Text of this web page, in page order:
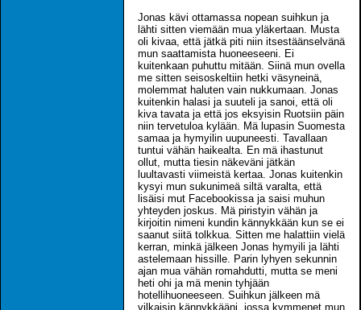
Jonas kävi ottamassa nopean suihkun ja
lähti sitten viemään mua yläkertaan. Musta
oli kivaa, että jätkä piti niin itsestäänselvänä
mun saattamista huoneeseeni. Ei
kuitenkaan puhuttu mitään. Siinä mun ovella
me sitten seisoskeltiin hetki väsyneinä,
molemmat haluten vain nukkumaan. Jonas
kuitenkin halasi ja suuteli ja sanoi, että oli
kiva tavata ja että jos eksyisin Ruotsiin päin
niin tervetuloa kylään. Mä lupasin Suomesta
samaa ja hymyilin uupuneesti. Tavallaan
tuntui vähän haikealta. En mä ihastunut
ollut, mutta tiesin näkeväni jätkän
luultavasti viimeistä kertaa. Jonas kuitenkin
kysyi mun sukunimeä siltä varalta, että
lisäisi mut Facebookissa ja saisi muhun
yhteyden joskus. Mä piristyin vähän ja
kirjoitin nimeni kundin kännykkään kun se ei
saanut siitä tolkkua. Sitten me halattiin vielä
kerran, minkä jälkeen Jonas hymyili ja lähti
astelemaan hissille. Parin lyhyen sekunnin
ajan mua vähän romahdutti, mutta se meni
heti ohi ja mä menin tyhjään
hotellihuoneeseen. Suihkun jälkeen mä
vilkaisin kännykkääni, jossa kymmenet mun